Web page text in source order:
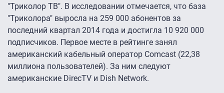
"Триколор ТВ". В исследовании отмечается, что база
"Триколора" выросла на 259 000 абонентов за
последний квартал 2014 года и достигла 10 920 000
подписчиков. Первое месте в рейтинге занял
американский кабельный оператор Comcast (22,38
миллиона пользователей). За ним следуют
американские DirecTV и Dish Network.